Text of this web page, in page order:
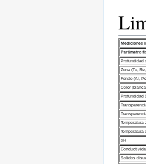
Mediciones
Parámetro
Profundidad
Zona (Tu,
Fondo (Ar,
Color
Profundidad
Temperatura
Temperatura
pH
Sólidos